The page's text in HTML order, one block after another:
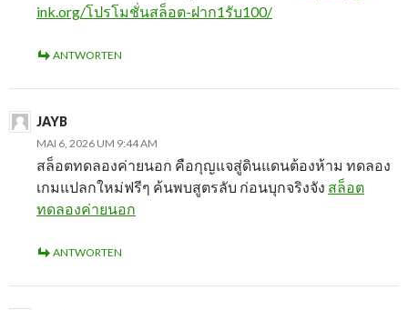
ink.org/โปรโมชั่นสล็อต-ฝาก1รับ100/
ANTWORTEN
JAYB
MAI 6, 2026 UM 9:44 AM
สล็อตทดลองค่ายนอก คือกุญแจสู่ดินแดนต้องห้าม ทดลอง
เกมแปลกใหม่ฟรีๆ ค้นพบสูตรลับ ก่อนบุกจริงจัง สล็อต
ทดลองค่ายนอก
ANTWORTEN